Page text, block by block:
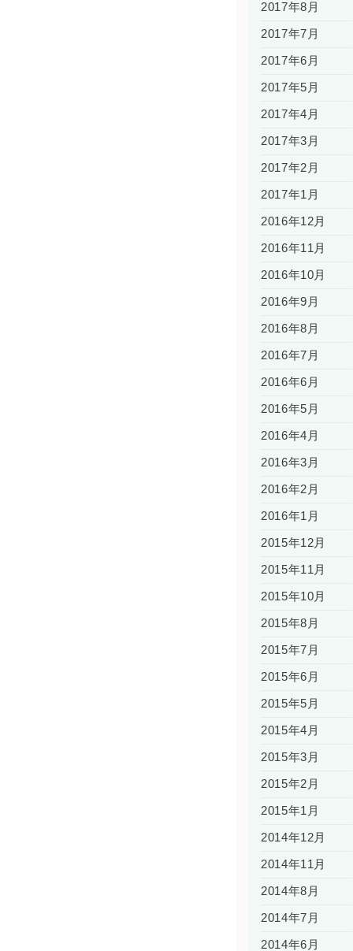
2017年8月
2017年7月
2017年6月
2017年5月
2017年4月
2017年3月
2017年2月
2017年1月
2016年12月
2016年11月
2016年10月
2016年9月
2016年8月
2016年7月
2016年6月
2016年5月
2016年4月
2016年3月
2016年2月
2016年1月
2015年12月
2015年11月
2015年10月
2015年8月
2015年7月
2015年6月
2015年5月
2015年4月
2015年3月
2015年2月
2015年1月
2014年12月
2014年11月
2014年8月
2014年7月
2014年6月